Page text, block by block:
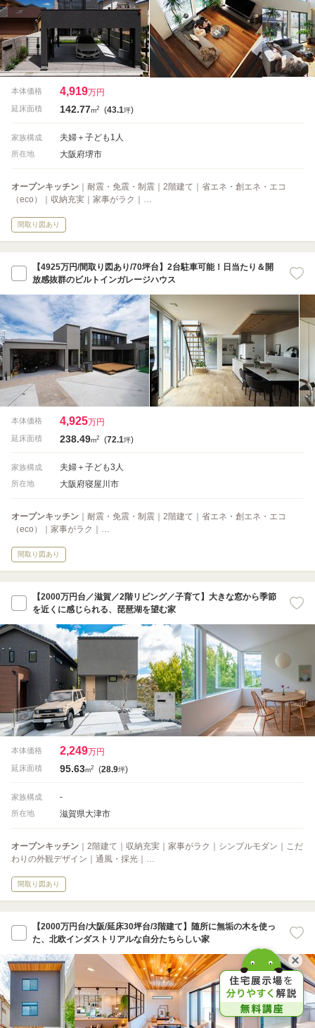
本体価格 4,919万円
延床面積 142.77m2 (43.1坪)
家族構成 夫婦＋子ども1人
所在地 大阪府堺市
オープンキッチン ｜耐震・免震・制震｜2階建て｜省エネ・創エネ・エコ
（eco）｜収納充実｜家事がラク｜…
間取り図あり
【4925万円/間取り図あり/70坪台】2台駐車可能！日当たり＆開
放感抜群のビルトインガレージハウス
本体価格 4,925万円
延床面積 238.49m2 (72.1坪)
家族構成 夫婦＋子ども3人
所在地 大阪府寝屋川市
オープンキッチン ｜耐震・免震・制震｜2階建て｜省エネ・創エネ・エコ
（eco）｜家事がラク｜…
間取り図あり
【2000万円台／滋賀／2階リビング／子育て】大きな窓から季節
を近くに感じられる、琵琶湖を望む家
本体価格 2,249万円
延床面積 95.63m2 (28.9坪)
家族構成 -
所在地 滋賀県大津市
オープンキッチン ｜2階建て｜収納充実｜家事がラク｜シンプルモダン｜こだ
わりの外観デザイン｜通風・採光｜…
間取り図あり
【2000万円台/大阪/延床30坪台/3階建て】随所に無垢の木を使っ
た、北欧インダストリアルな自分たちらしい家